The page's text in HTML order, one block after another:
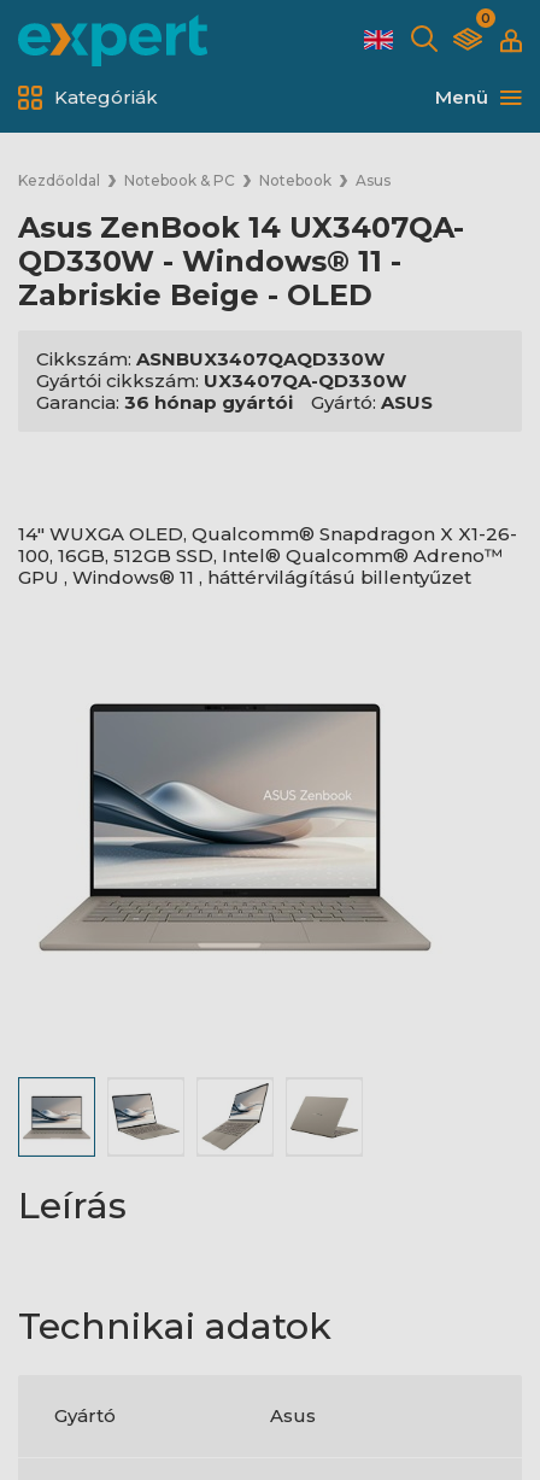
0
Menü
Kategóriák
Kezdőoldal Notebook & PC Notebook Asus
Asus ZenBook 14 UX3407QA-
QD330W - Windows® 11 -
Zabriskie Beige - OLED
Cikkszám: ASNBUX3407QAQD330W
Gyártói cikkszám: UX3407QA-QD330W
Garancia: 36 hónap gyártói Gyártó: ASUS
14" WUXGA OLED, Qualcomm® Snapdragon X X1-26-
100, 16GB, 512GB SSD, Intel® Qualcomm® Adreno™
GPU , Windows® 11 , háttérvilágítású billentyűzet
Leírás
Technikai adatok
Gyártó Asus